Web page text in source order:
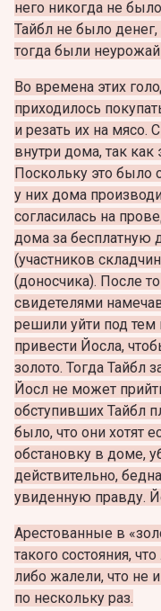
него никогда не
Тайбл не было
тогда были
Во времена этих
приходилось
и резать их на мясо.
внутри дома, так как
Поскольку это было
у них дома
согласилась на
дома за
(участников
(доносчика). После
свидетелями
решили уйти под тем
привести Йосла,
золото. Тогда Тайбл
Йосл не может
обступивших Тайбл
было, что они хотят
обстановку в доме,
действительно,
увиденную правду.
Арестованные в
такого состояния,
либо жалели, что не
по нескольку раз.